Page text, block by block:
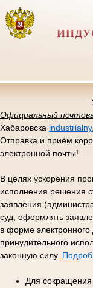
Официальный
Хабаровска
Отправка и приём
электронной почты!
В целях ускорения
исполнения решения
заявления
суд, оформлять
в форме
принудительного
законную силу.
Для